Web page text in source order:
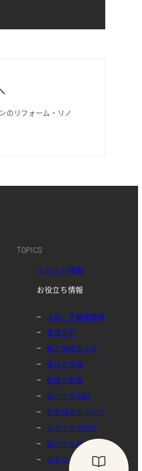
のリフォーム・リノ
TOPICS
イベント情報
お役立ち情報
土地・不動産管理
賃貸住宅
施工現場だより
素材と設備
耐震と制震
家づくりQ&A
お客様の声ページ
スタッフブログ
家づくり便利帳
みをつくし